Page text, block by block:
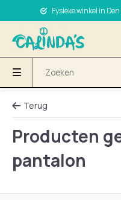
Fysieke winkel in Den Haag
Terug
Producten
pantalon